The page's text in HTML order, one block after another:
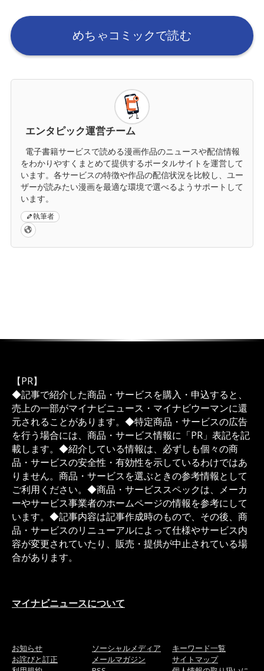
めちゃコミックで読む
エンタピック運営チーム
電子書籍サービスで読める漫画作品のニュースや配信情報
をわかりやすくまとめて提供するポータルサイトを運営して
います。各サービスの特徴や作品の配信状況を比較し、ユー
ザーが読みたい漫画を最適な環境で選べるようサポートして
います。
執筆者
【PR】
◆記事で紹介した商品・サービスを購入・申込すると、
売上の一部がマイナビニュース・マイナビウーマンに還
元されることがあります。◆特定商品・サービスの広告
を行う場合には、商品・サービス情報に「PR」表記を記
載します。◆紹介している情報は、必ずしも個々の商
品・サービスの安全性・有効性を示しているわけではあ
りません。商品・サービスを選ぶときの参考情報として
ご利用ください。◆商品・サービススペックは、メーカ
ーやサービス事業者のホームページの情報を参考にして
います。◆記事内容は記事作成時のもので、その後、商
品・サービスのリニューアルによって仕様やサービス内
容が変更されていたり、販売・提供が中止されている場
合があります。
マイナビニュースについて
お知らせ
お詫びと訂正
ソーシャルメディア
メールマガジン
キーワード一覧
サイトマップ